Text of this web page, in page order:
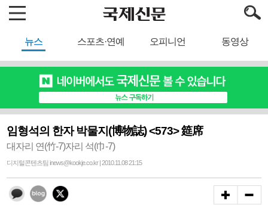
뉴스 스포츠·연예 오피니언 동영상
임형석의 한자 박물지(博物誌) <573> 筵席
대자리 연(竹-7)자리 석(巾-7)
디지털콘텐츠팀 inews@kookje.co.kr | 2010.11.08 21:15